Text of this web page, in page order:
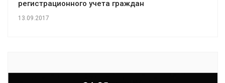
регистрационного учета граждан
13.09.2017